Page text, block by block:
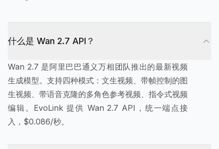
什么是 Wan 2.7 API？
Wan 2.7 是阿里巴巴通义万相团队推出的最新视频
生成模型。支持四种模式：文生视频、带帧控制的图
生视频、带语音克隆的多角色参考视频、指令式视频
编辑。EvoLink 提供 Wan 2.7 API，统一端点接
入，$0.086/秒。